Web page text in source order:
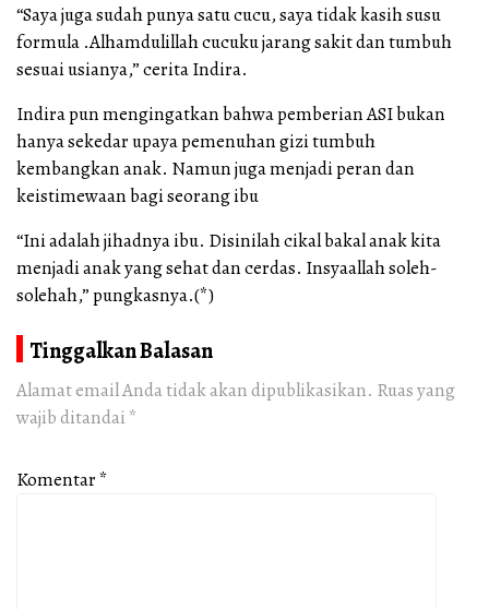
“Saya juga sudah punya satu cucu, saya tidak kasih susu
formula .Alhamdulillah cucuku jarang sakit dan tumbuh
sesuai usianya,” cerita Indira.
Indira pun mengingatkan bahwa pemberian ASI bukan
hanya sekedar upaya pemenuhan gizi tumbuh
kembangkan anak. Namun juga menjadi peran dan
keistimewaan bagi seorang ibu
“Ini adalah jihadnya ibu. Disinilah cikal bakal anak kita
menjadi anak yang sehat dan cerdas. Insyaallah soleh-
solehah,” pungkasnya.(*)
Tinggalkan Balasan
Alamat email Anda tidak akan dipublikasikan. Ruas yang
wajib ditandai *
Komentar*